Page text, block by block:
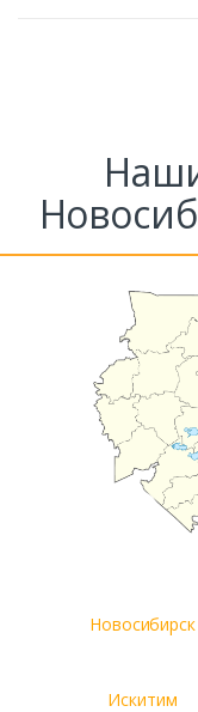
Новосибирск
Искитим